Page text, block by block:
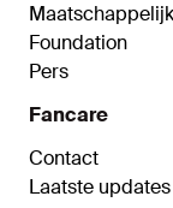
Maatschappelijk
Foundation
Pers
Fancare
Contact
Laatste